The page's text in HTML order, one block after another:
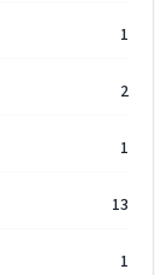
1
2
1
13
1